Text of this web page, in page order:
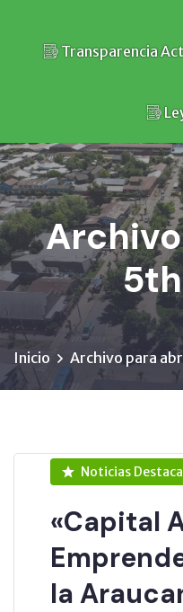
Transparencia
Inicio Archivo para
Noticias
«Capital
la